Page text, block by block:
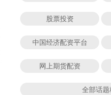
股票投资
中国经济配资平台
网上期货配资
全部话题